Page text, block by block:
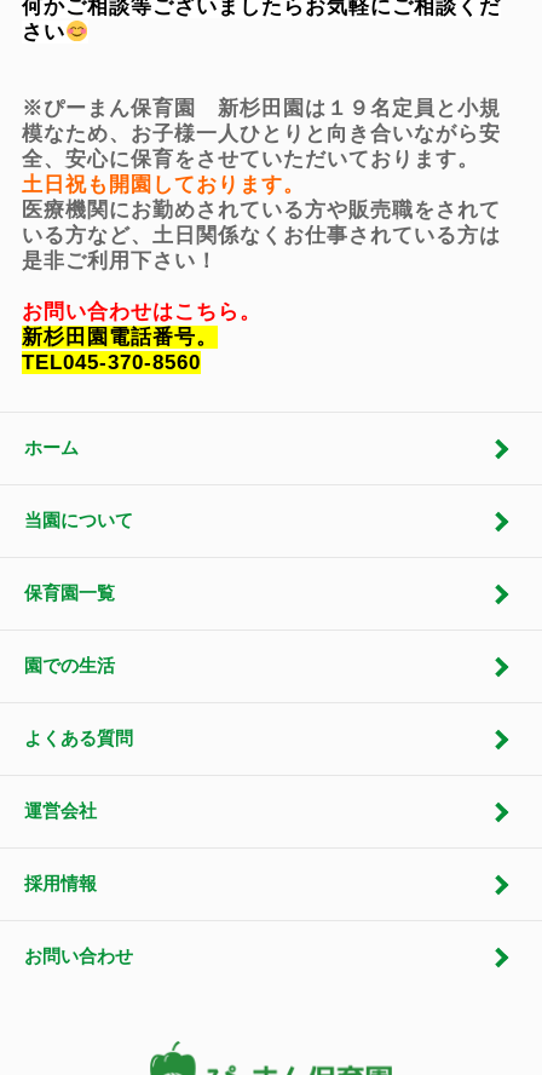
何かご相談等ございましたらお気軽にご相談くだ
さい
※ぴーまん保育園 新杉田園は１９名定員と小規
模なため、お子様一人ひとりと向き合いながら安
全、安心に保育をさせていただいております。
土日祝も開園しております。
医療機関にお勤めされている方や販売職をされて
いる方など、土日関係なくお仕事されている方は
是非ご利用下さい！
お問い合わせはこちら。
新杉田園電話番号。
TEL045-370-8560
ホーム
当園について
保育園一覧
園での生活
よくある質問
運営会社
採用情報
お問い合わせ